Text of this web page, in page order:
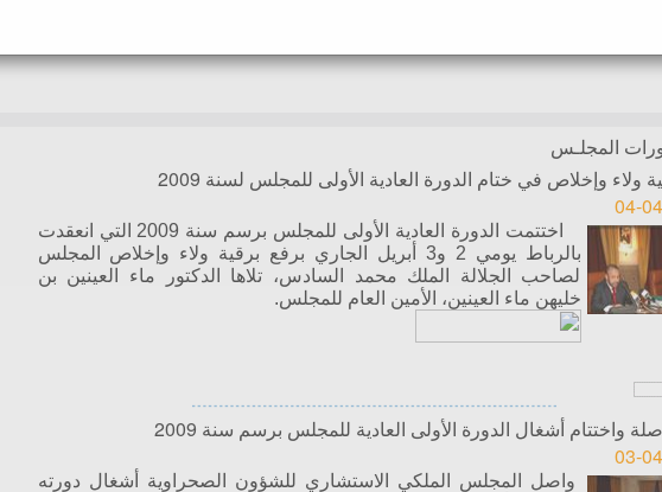
المجلـس
ولاء وإخلاص في ختام الدورة العادية الأولى للمجلس لسنة 2009
04-
اختتمت الدورة العادية الأولى للمجلس برسم سنة 2009 التي انعقدت
بالرباط يومي 2 و3 أبريل الجاري برفع برقية ولاء وإخلاص المجلس
لصاحب الجلالة الملك محمد السادس، تلاها الدكتور ماء العينين بن
خليهن ماء العينين، الأمين العام للمجلس.
واختتام أشغال الدورة الأولى العادية للمجلس برسم سنة 2009
03-
واصل المجلس الملكي الاستشاري للشؤون الصحراوية أشغال دورته